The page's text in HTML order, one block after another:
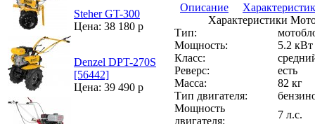
Steher GT-300
Цена: 38 180 р
Denzel DPT-270S
[56442]
Цена: 39 490 р
Описание
Характеристики
Тип:
Мощность:
5.2 кВт
Класс:
Реверс:
есть
Масса:
82 кг
Тип двигателя:
Мощность
двигателя:
7 л.с.